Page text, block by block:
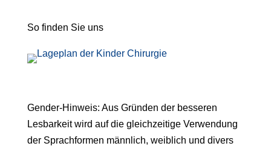
So finden Sie uns
Gender-Hinweis: Aus Gründen der besseren
Lesbarkeit wird auf die gleichzeitige Verwendung
der Sprachformen männlich, weiblich und divers